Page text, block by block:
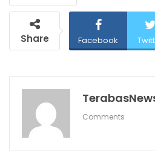
Share Facebook
Comments